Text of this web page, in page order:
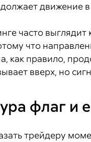
движение
часто
что
как правило,
вверх, но
флаг и
трейдеру